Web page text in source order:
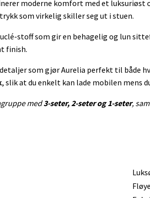
moderne komfort med et
som virkelig skiller seg ut i stuen.
stoff som gir en behagelig og lun
finish.
som gjør Aurelia perfekt til både
, slik at du enkelt kan lade mobilen mens
med3-seter, 2-seter og 1-seter,